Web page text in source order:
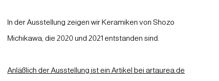
In der Ausstellung zeigen wir Keramiken von Shozo
Michikawa, die 2020 und 2021 entstanden sind.
Anläßlich der Ausstellung ist ein Artikel bei artaurea.de